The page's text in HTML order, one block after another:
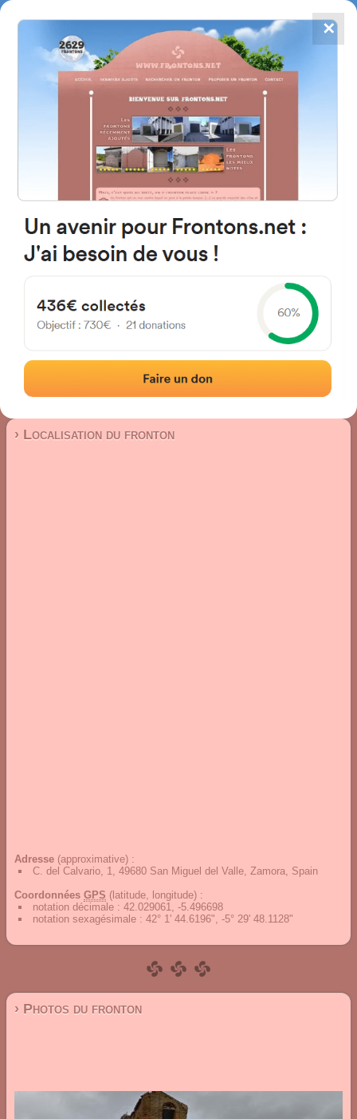
FRONTONS.NET
RECHERCHER UN FRONTON
PROPOSER UN FRONTON
4867
frontons
C. del Calvario 49680 San
Miguel del Valle, Zamora Spain
Fronton place libre
Localisation|Photos|Commentaires et avis
› Localisation du fronton
Adresse (approximative) :
C. del Calvario, 1, 49680 San Miguel del Valle, Zamora, Spain
Coordonnées GPS (latitude, longitude) :
notation décimale : 42.029061, -5.496698
notation sexagésimale : 42° 1' 44.6196", -5° 29' 48.1128"
› Photos du fronton
✕